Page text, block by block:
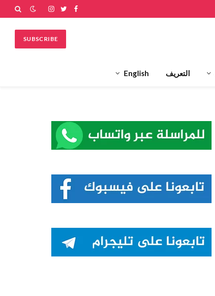
فيسبوك
تويترالانستغرام
SUBSCRIBE
التعريف English